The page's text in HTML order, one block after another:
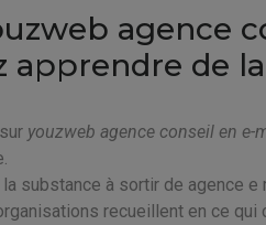
agence
apprendre de
youzweb agence conseil en e-
substance à sortir de agence e
recueillent en ce